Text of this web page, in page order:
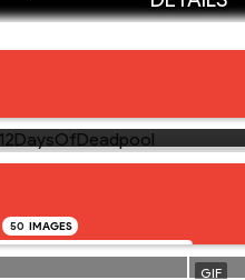
50 IMAGES